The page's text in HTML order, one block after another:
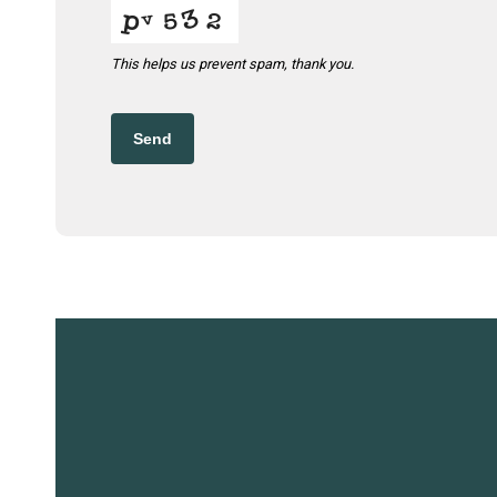
This helps us prevent spam, thank you.
Send